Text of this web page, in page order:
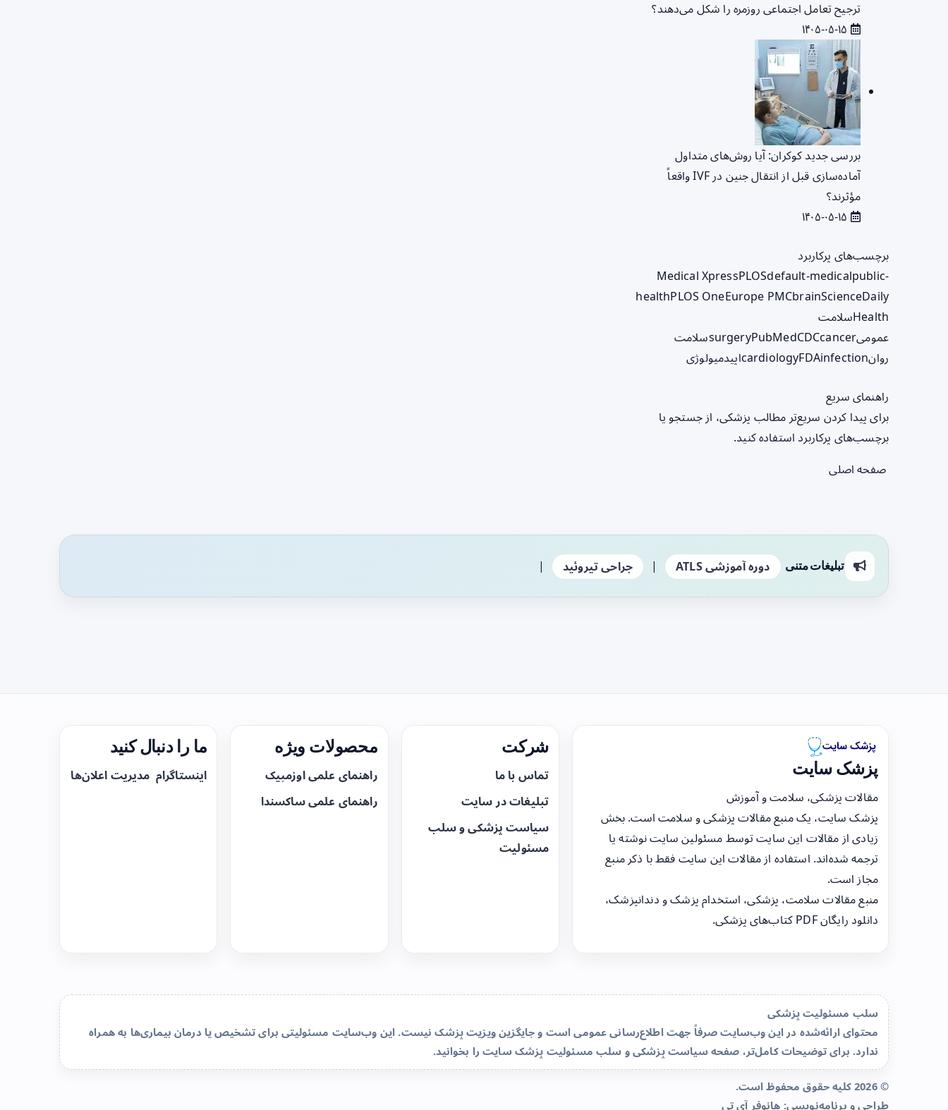
ترجیح تعامل اجتماعی روزمره را شکل می‌دهند؟
بررسی جدید کوکران: آیا روش‌های متداول
آماده‌سازی قبل از انتقال جنین در IVF واقعاً
مؤثرند؟
برچسب‌های پرکاربرد
Medical XpressPLOSdefault-medicalpublic-
healthPLOS OneEurope PMCbrainScienceDaily
Healthسلامت
عمومی
surgeryPubMedCDCcancer
سلامت
روان
cardiologyFDAinfection اپیدمیولوژی
راهنمای سریع
برای پیدا کردن سریع‌تر مطالب پزشکی، از جستجو یا
برچسب‌های پرکاربرد استفاده کنید.
صفحه اصلی
تبلیغات متنی دوره آموزشی ATLS | جراحی تیروئید |
پزشک سایت
مقالات پزشکی، سلامت و آموزش
پزشک سایت، یک منبع مقالات پزشکی و سلامت است. بخش
زیادی از مقالات این سایت توسط مسئولین سایت نوشته یا
ترجمه شده‌اند. استفاده از مقالات این سایت فقط با ذکر منبع
مجاز است.
منبع مقالات سلامت، پزشکی، استخدام پزشک و دندانپزشک،
دانلود رایگان PDF کتاب‌های پزشکی.
شرکت
تماس با ما
تبلیغات در سایت
سیاست پزشکی و سلب
مسئولیت
محصولات ویژه
راهنمای علمی اوزمپیک
راهنمای علمی ساکسندا
ما را دنبال کنید
اینستاگرام مدیریت اعلان‌ها
سلب مسئولیت پزشکی
محتوای ارائه‌شده در این وب‌سایت صرفاً جهت اطلاع‌رسانی عمومی است و جایگزین ویزیت پزشک نیست. این وب‌سایت مسئولیتی برای تشخیص یا درمان بیماری‌ها به همراه
ندارد. برای توضیحات کامل‌تر، صفحهسیاست پزشکی و سلب مسئولیت پزشک سایترا بخوانید.
© 2026 کلیه حقوق محفوظ است.
طراحی و برنامه‌نویسی: هانوفر آی تی